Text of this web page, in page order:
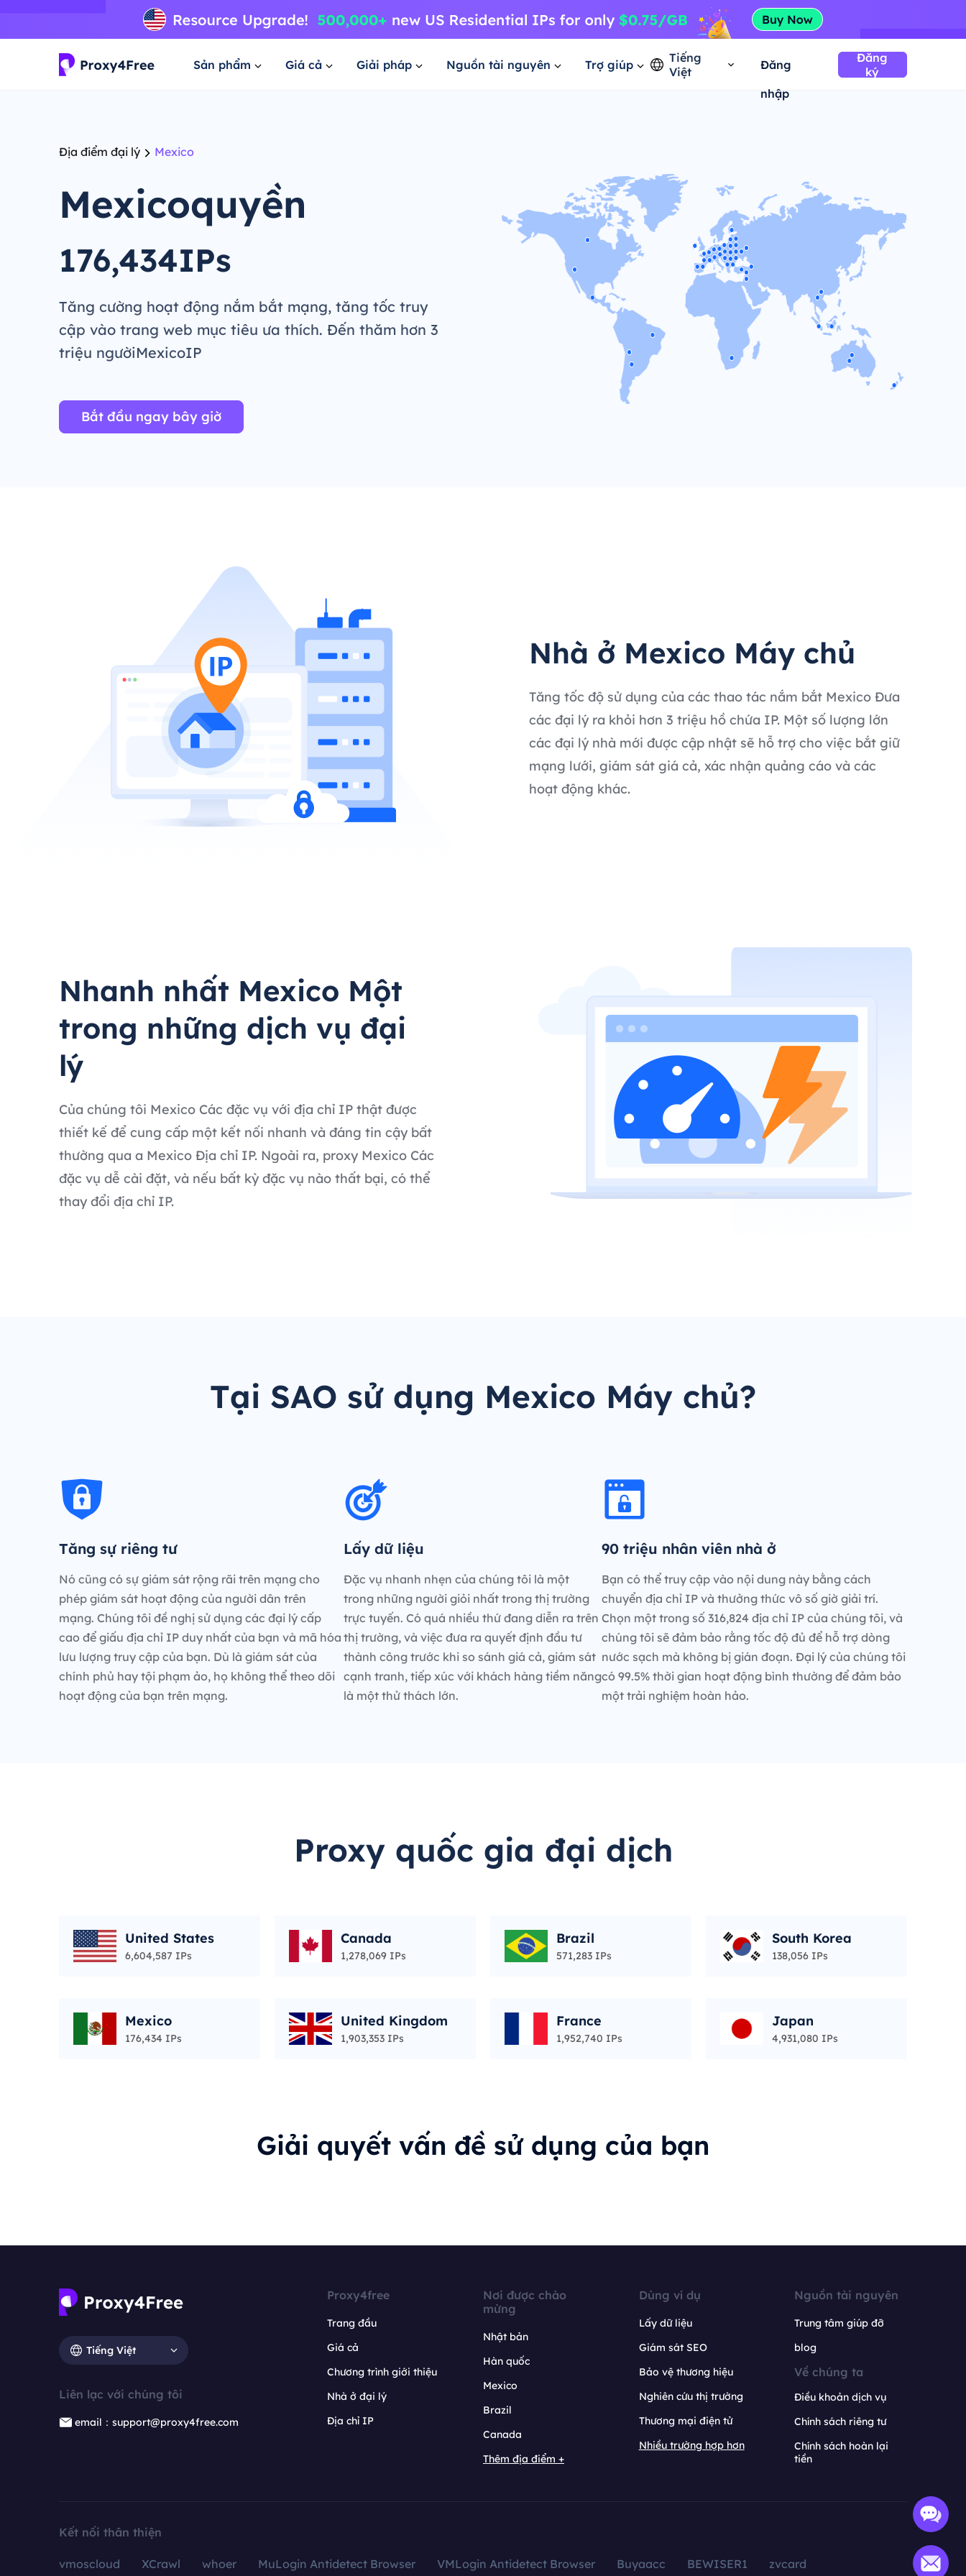
Sản phẩm Giá cả Giải pháp Nguồn tài nguyên Trợ giúp
Tiếng
Việt
Đăng
nhập
Đăng
ký
Địa điểm đại lý Mexico
Mexicoquyền
176,434IPs
Tăng cường hoạt động nắm bắt mạng, tăng tốc truy
cập vào trang web mục tiêu ưa thích. Đến thăm hơn 3
triệu ngườiMexicoIP
Bắt đầu ngay bây giờ
Nhà ở Mexico Máy chủ
Tăng tốc độ sử dụng của các thao tác nắm bắt Mexico Đưa
các đại lý ra khỏi hơn 3 triệu hồ chứa IP. Một số lượng lớn
các đại lý nhà mới được cập nhật sẽ hỗ trợ cho việc bắt giữ
mạng lưới, giám sát giá cả, xác nhận quảng cáo và các
hoạt động khác.
Nhanh nhất Mexico Một
trong những dịch vụ đại
lý
Của chúng tôi Mexico Các đặc vụ với địa chỉ IP thật được
thiết kế để cung cấp một kết nối nhanh và đáng tin cậy bất
thường qua a Mexico Địa chỉ IP. Ngoài ra, proxy Mexico Các
đặc vụ dễ cài đặt, và nếu bất kỳ đặc vụ nào thất bại, có thể
thay đổi địa chỉ IP.
Tại SAO sử dụng Mexico Máy chủ?
Tăng sự riêng tư
Nó cũng có sự giám sát rộng rãi trên mạng cho
phép giám sát hoạt động của người dân trên
mạng. Chúng tôi đề nghị sử dụng các đại lý cấp
cao để giấu địa chỉ IP duy nhất của bạn và mã hóa
lưu lượng truy cập của bạn. Dù là giám sát của
chính phủ hay tội phạm ảo, họ không thể theo dõi
hoạt động của bạn trên mạng.
Lấy dữ liệu
Đặc vụ nhanh nhẹn của chúng tôi là một
trong những người giỏi nhất trong thị trường
trực tuyến. Có quá nhiều thứ đang diễn ra trên
thị trường, và việc đưa ra quyết định đầu tư
thành công trước khi so sánh giá cả, giám sát
cạnh tranh, tiếp xúc với khách hàng tiềm năng
là một thử thách lớn.
90 triệu nhân viên nhà ở
Bạn có thể truy cập vào nội dung này bằng cách
chuyển địa chỉ IP và thưởng thức vô số giờ giải trí.
Chọn một trong số 316,824 địa chỉ IP của chúng tôi, và
chúng tôi sẽ đảm bảo rằng tốc độ đủ để hỗ trợ dòng
nước sạch mà không bị gián đoạn. Đại lý của chúng tôi
có 99.5% thời gian hoạt động bình thường để đảm bảo
một trải nghiệm hoàn hảo.
Proxy quốc gia đại dịch
United States
6,604,587 IPs
Canada
1,278,069 IPs
Brazil
571,283 IPs
South Korea
138,056 IPs
Mexico
176,434 IPs
United Kingdom
1,903,353 IPs
France
1,952,740 IPs
Japan
4,931,080 IPs
Giải quyết vấn đề sử dụng của bạn
Tiếng Việt
Liên lạc với chúng tôi
email：support@proxy4free.com
Proxy4free
Trang đầu
Giá cả
Chương trình giới thiệu
Nhà ở đại lý
Địa chỉ IP
Nơi được chào
mừng
Nhật bản
Hàn quốc
Mexico
Brazil
Canada
Thêm địa điểm +
Dùng ví dụ
Lấy dữ liệu
Giám sát SEO
Bảo vệ thương hiệu
Nghiên cứu thị trường
Thương mại điện tử
Nhiều trường hợp hơn
Nguồn tài nguyên
Trung tâm giúp đỡ
blog
Về chúng ta
Điều khoản dịch vụ
Chính sách riêng tư
Chính sách hoàn lại
tiền
Kết nối thân thiện
vmoscloud XCrawl whoer MuLogin Antidetect Browser VMLogin Antidetect Browser Buyaacc BEWISER1 zvcard